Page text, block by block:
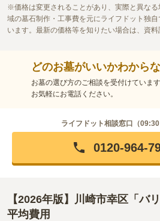
価格は変更されることがあり、実際と異な
域の墓石制作・工事費を元にライフドット独
います。最新の価格等を知りたい場合は、資料
どのお墓がいいかわから
お墓の選び方のご相談を受付けています
お気軽にお電話ください。
ライフドット相談窓口（
0120-964-
【2026年版】川崎市幸区「バ
平均費用